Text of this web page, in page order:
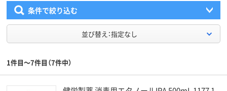
条件で絞り込む
並び替え：指定なし
1件目～7件目（7件中）